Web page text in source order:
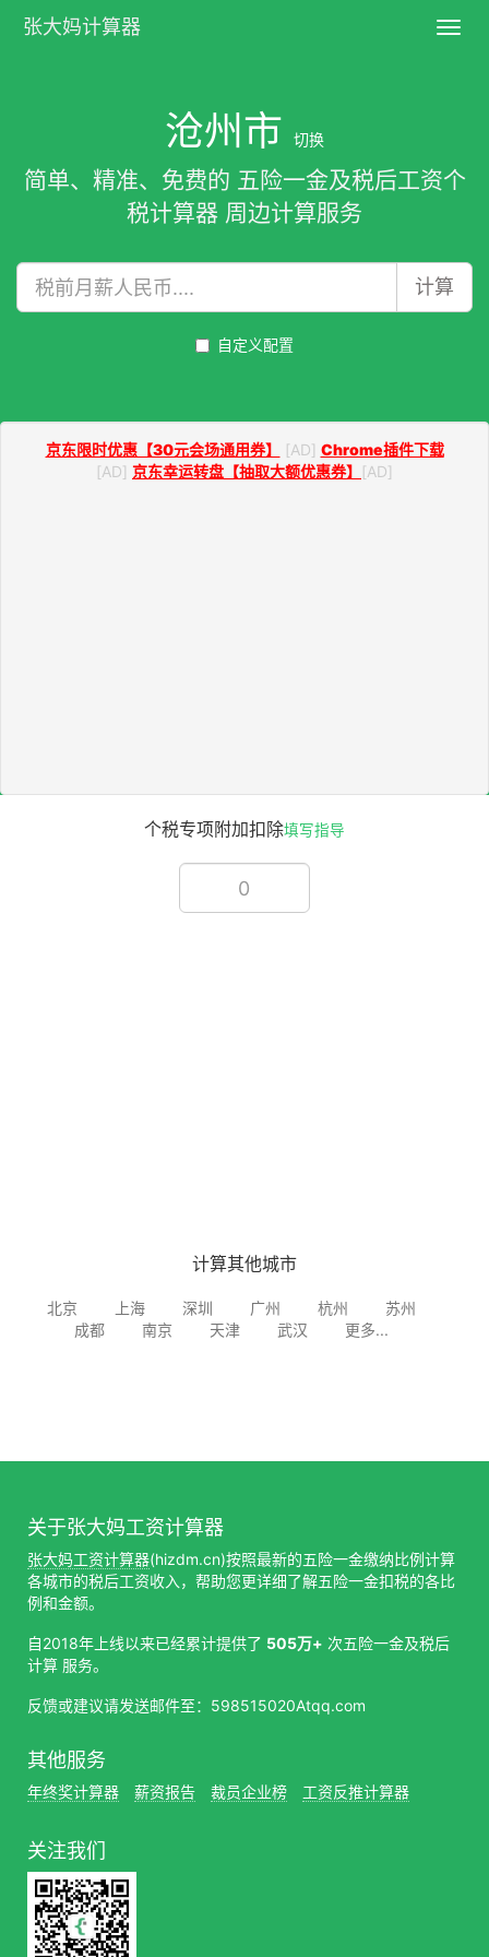
张大妈计算器
沧州市 切换
简单、精准、免费的 五险一金及税后工资个
税计算器 周边计算服务
计算
自定义配置
京东限时优惠【30元会场通用券】 [AD] Chrome插件下载
[AD] 京东幸运转盘【抽取大额优惠券】 [AD]
个税专项附加扣除填写指导
计算其他城市
北京 上海 深圳 广州 杭州
苏州
成都
南京 天津 武汉 更多...
关于张大妈工资计算器
张大妈工资计算器(hizdm.cn)按照最新的五险一金缴纳比例计算
各城市的税后工资收入，帮助您更详细了解五险一金扣税的各比
例和金额。
自2018年上线以来已经累计提供了 505万+ 次五险一金及税后
计算 服务。
反馈或建议请发送邮件至：598515020Atqq.com
其他服务
年终奖计算器 薪资报告 裁员企业榜 工资反推计算器
关注我们